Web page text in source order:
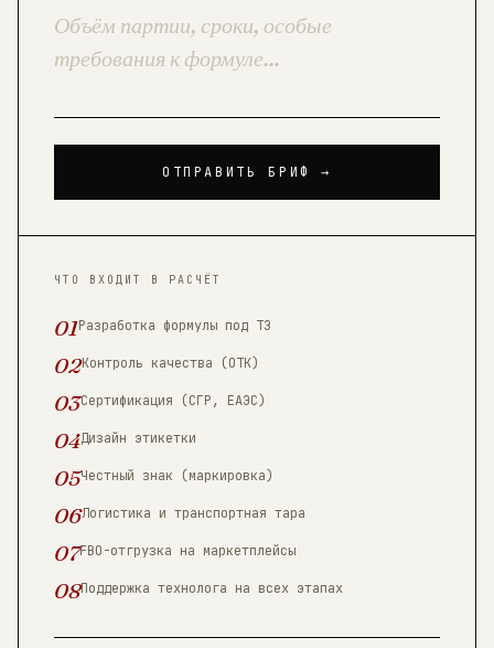
ОТПРАВИТЬ БРИФ →
ЧТО ВХОДИТ В РАСЧЁТ
01Разработка формулы под ТЗ
02Контроль качества (ОТК)
03Сертификация (СГР, ЕАЭС)
04Дизайн этикетки
05Честный знак (маркировка)
06Логистика и транспортная тара
07FBO-отгрузка на маркетплейсы
08Поддержка технолога на всех этапах